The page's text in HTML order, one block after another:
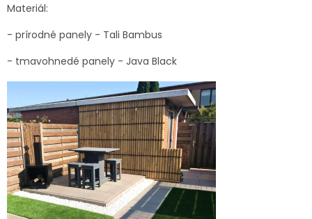
Materiál:
- prírodné panely - Tali Bambus
- tmavohnedé panely - Java Black